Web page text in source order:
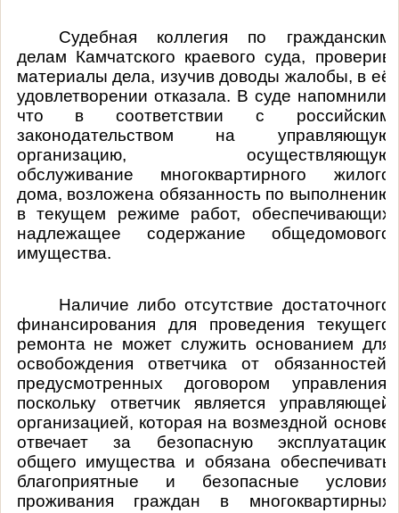
Судебная коллегия по гражданским
делам Камчатского краевого суда, проверив
материалы дела, изучив доводы жалобы, в её
удовлетворении отказала. В суде напомнили,
что в соответствии с российским
законодательством на управляющую
организацию, осуществляющую
обслуживание многоквартирного жилого
дома, возложена обязанность по выполнению
в текущем режиме работ, обеспечивающих
надлежащее содержание общедомового
имущества.
Наличие либо отсутствие достаточного
финансирования для проведения текущего
ремонта не может служить основанием для
освобождения ответчика от обязанностей,
предусмотренных договором управления,
поскольку ответчик является управляющей
организацией, которая на возмездной основе
отвечает за безопасную эксплуатацию
общего имущества и обязана обеспечивать
благоприятные и безопасные условия
проживания граждан в многоквартирных